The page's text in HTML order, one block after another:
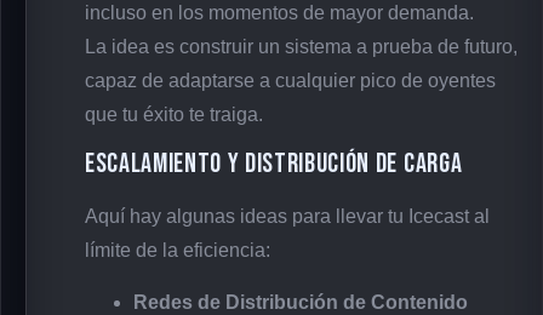
incluso en los momentos de mayor demanda.
La idea es construir un sistema a prueba de futuro,
capaz de adaptarse a cualquier pico de oyentes
que tu éxito te traiga.
Escalamiento y Distribución de Carga
Aquí hay algunas ideas para llevar tu Icecast al
límite de la eficiencia:
Redes de Distribución de Contenido